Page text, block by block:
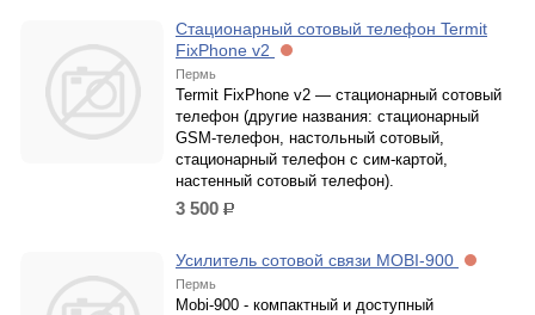
Стационарный сотовый телефон Termit
FixPhone v2
Пермь
Termit FixPhone v2 — стационарный сотовый
телефон (другие названия: стационарный
GSM-телефон, настольный сотовый,
стационарный телефон с сим-картой,
настенный сотовый телефон).
3 500 р.
Усилитель сотовой связи MOBI-900
Пермь
Mobi-900 - компактный и доступный